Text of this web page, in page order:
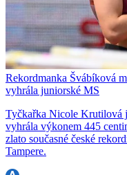
Rekordmanka Švábíková
vyhrála juniorské MS
Tyčkařka Nicole Krutilová
vyhrála výkonem 445
zlato současné české
Tampere.